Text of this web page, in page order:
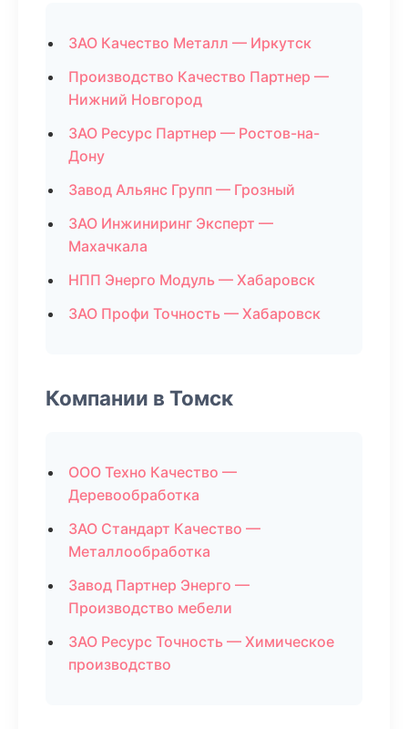
ЗАО Качество Металл — Иркутск
Производство Качество Партнер —
Нижний Новгород
ЗАО Ресурс Партнер — Ростов-на-
Дону
Завод Альянс Групп — Грозный
ЗАО Инжиниринг Эксперт —
Махачкала
НПП Энерго Модуль — Хабаровск
ЗАО Профи Точность — Хабаровск
Компании в Томск
ООО Техно Качество —
Деревообработка
ЗАО Стандарт Качество —
Металлообработка
Завод Партнер Энерго —
Производство мебели
ЗАО Ресурс Точность — Химическое
производство